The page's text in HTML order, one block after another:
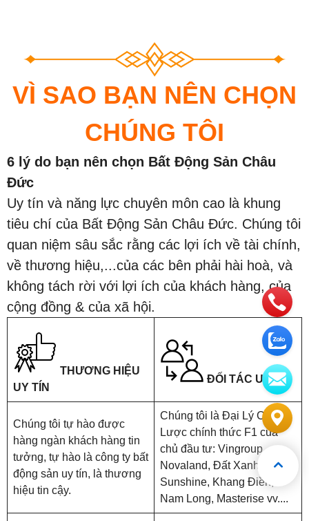
VÌ SAO BẠN NÊN CHỌN
CHÚNG TÔI
6 lý do bạn nên chọn Bất Động Sản Châu
Đức
Uy tín và năng lực chuyên môn cao là khung
tiêu chí của Bất Động Sản Châu Đức. Chúng tôi
quan niệm sâu sắc rằng các lợi ích về tài chính,
về thương hiệu,...của các bên phải hài hoà, và
không tách rời với lợi ích của khách hàng, của
cộng đồng & của xã hội.
THƯƠNG HIỆU
UY TÍN
ĐỐI TÁC UY TÍN
Chúng tôi tự hào được
hàng ngàn khách hàng tin
tưởng, tự hào là công ty bất
động sản uy tín, là thương
hiệu tin cậy.
Chúng tôi là Đại Lý Chiến
Lược chính thức F1 của
chủ đầu tư: Vingroup,
Novaland, Đất Xanh,
Sunshine, Khang Điền,
Nam Long, Masterise vv....